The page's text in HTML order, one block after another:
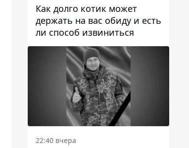
Как долго котик может
держать на вас обиду и есть
ли способ извиниться
22:40 вчера